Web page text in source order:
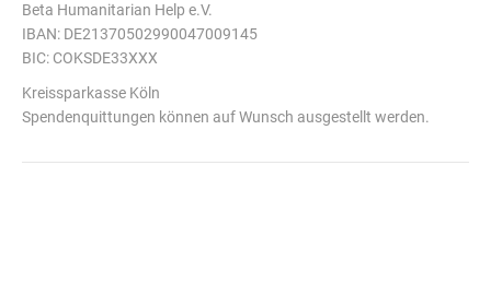
Beta Humanitarian Help e.V.
IBAN: DE21370502990047009145
BIC: COKSDE33XXX
Kreissparkasse Köln
Spendenquittungen können auf Wunsch ausgestellt werden.